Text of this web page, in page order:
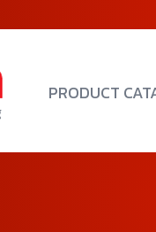
PRODUCT